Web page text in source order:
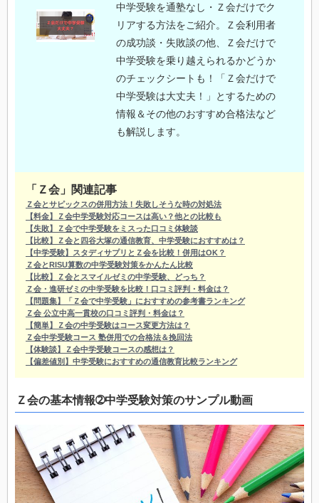
中学受験を通塾なし・Ｚ会だけでク
リアする方法をご紹介。Ｚ会利用者
の成功談・失敗談の他、Ｚ会だけで
中学受験を乗り越えられるかどうか
のチェックシートも！「Ｚ会だけで
中学受験は大丈夫！」とするための
情報＆その他のおすすめ合格法など
も解説します。
「Ｚ会」関連記事
Ｚ会とサピックスの併用方法！失敗しそうな時の対処法
【料金】Ｚ会中学受験対応コースは高い？他との比較も
【失敗】Ｚ会で中学受験をミスった口コミ体験談
【比較】Ｚ会と四谷大塚の通信教育、中学受験におすすめは？
【中学受験】スタディサプリとＺ会を比較！併用はOK？
Ｚ会とRISU算数の中学受験対策をかんたん比較
【比較】Ｚ会とスマイルゼミの中学受験、どっち？
Ｚ会・進研ゼミの中学受験を比較！口コミ評判・料金は？
【問題集】「Ｚ会で中学受験」におすすめの参考書ランキング
Ｚ会 公立中高一貫校の口コミ評判・料金は？
【簡単】Ｚ会の中学受験はコース変更方法は？
Ｚ会中学受験コース 塾併用での合格法＆挽回法
【体験談】Ｚ会中学受験コースの感想は？
【偏差値別】中学受験におすすめの通信教育比較ランキング
Ｚ会の基本情報➁中学受験対策のサンプル動画